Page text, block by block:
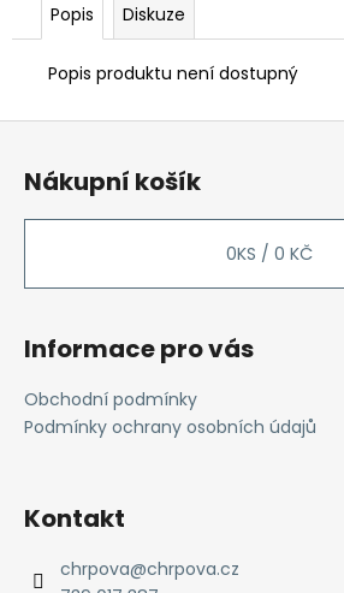
Popis Diskuze
Popis produktu není dostupný
Z
Nákupní košík
0KS / 0 KČ
Informace pro vás
Obchodní podmínky
Podmínky ochrany osobních údajů
Kontakt
chrpova@chrpova.cz